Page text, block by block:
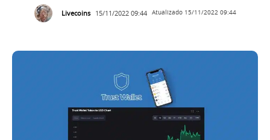
Livecoins 15/11/2022 09:44 Atualizado 15/11/2022 09:44